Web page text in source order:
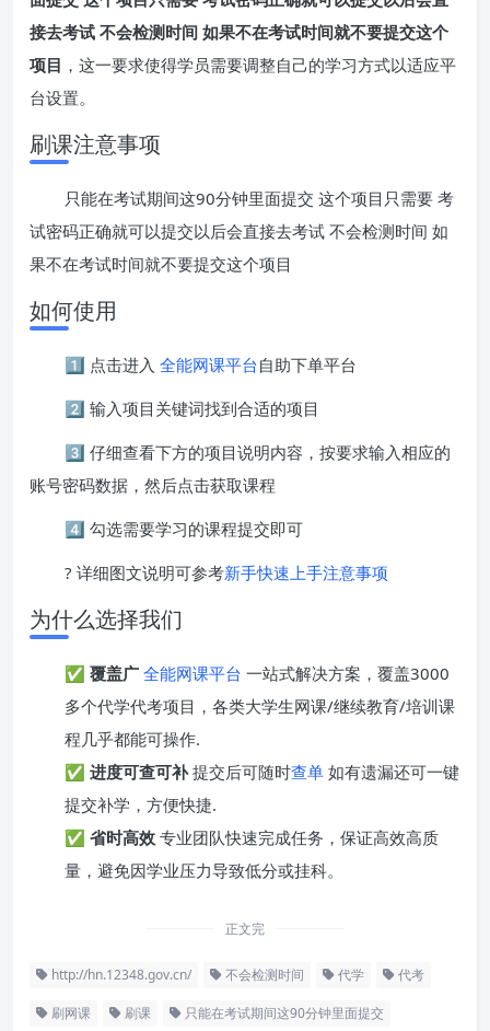
接去考试 不会检测时间 如果不在考试时间就不要提交这个
项目 ，这一要求使得学员需要调整自己的学习方式以适应平
台设置。
刷课注意事项
只能在考试期间这90分钟里面提交 这个项目只需要 考
试密码正确就可以提交以后会直接去考试 不会检测时间 如
果不在考试时间就不要提交这个项目
如何使用
1️⃣ 点击进入 全能网课平台自助下单平台
2️⃣ 输入项目关键词找到合适的项目
3️⃣ 仔细查看下方的项目说明内容，按要求输入相应的
账号密码数据，然后点击获取课程
4️⃣ 勾选需要学习的课程提交即可
? 详细图文说明可参考新手快速上手注意事项
为什么选择我们
✅ 覆盖广 全能网课平台 一站式解决方案，覆盖3000
多个代学代考项目，各类大学生网课/继续教育/培训课
程几乎都能可操作.
✅ 进度可查可补提交后可随时查单 如有遗漏还可一键
提交补学，方便快捷.
✅ 省时高效 专业团队快速完成任务，保证高效高质
量，避免因学业压力导致低分或挂科。
正文完
http://hn.12348.gov.cn/ 不会检测时间 代学 代考
刷网课 刷课 只能在考试期间这90分钟里面提交